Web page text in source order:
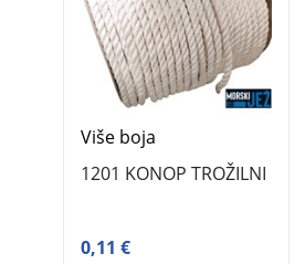
Više boja
1201 KONOP TROŽILNI
0,11 €